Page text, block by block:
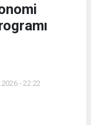
- 22:22